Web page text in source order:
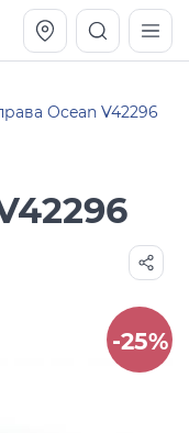
Ocean V42296
-25%
Vogue OVO 4025